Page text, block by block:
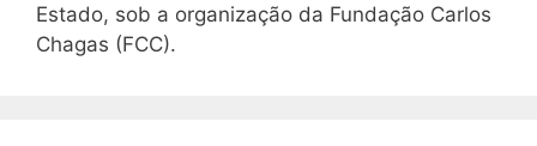
Estado, sob a organização da Fundação Carlos
Chagas (FCC).